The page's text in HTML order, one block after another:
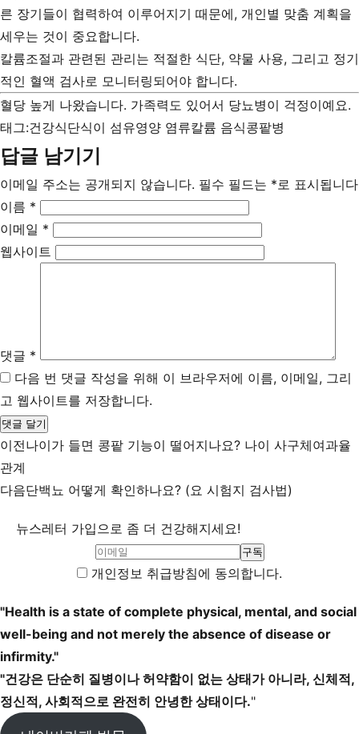
른 장기들이 협력하여 이루어지기 때문에, 개인별 맞춤 계획을
세우는 것이 중요합니다.
칼륨조절과 관련된 관리는 적절한 식단, 약물 사용, 그리고 정기
적인 혈액 검사로 모니터링되어야 합니다.
혈당 높게 나왔습니다. 가족력도 있어서 당뇨병이 걱정이예요.
태그:건강식단식이 섬유영양 염류칼륨 음식콩팥병
답글 남기기
이메일 주소는 공개되지 않습니다. 필수 필드는 *로 표시됩니다
이름 *
이메일 *
웹사이트
댓글 *
다음 번 댓글 작성을 위해 이 브라우저에 이름, 이메일, 그리
고 웹사이트를 저장합니다.
이전나이가 들면 콩팥 기능이 떨어지나요? 나이 사구체여과율
관계
다음단백뇨 어떻게 확인하나요? (요 시험지 검사법)
뉴스레터 가입으로 좀 더 건강해지세요!
개인정보 취급방침에 동의합니다.
"Health is a state of complete physical, mental, and social
well-being and not merely the absence of disease or
infirmity."
"건강은 단순히 질병이나 허약함이 없는 상태가 아니라, 신체적,
정신적, 사회적으로 완전히 안녕한 상태이다."